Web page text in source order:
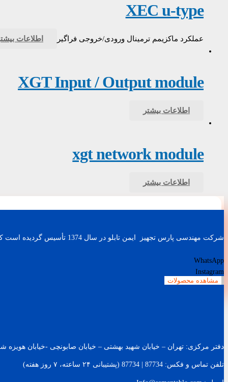
XEC u-type
عملکرد ماکزیمم ترمینال ورودی/خروجی فراگیر اطلاعات
XGT Input / Output module
اطلاعات بیشتر
xgt network module
اطلاعات بیشتر
مشاهده محصولات
شرکت مهندسی پارس تجهیز ایمن تابلو در سال 1374 تأسیس گردیده است که با طراحی و ساخت باطری شارژرهای صنعتی، اینورترهای AC (کنترل دور موتور) و UPS های صنعتی کار خود را آغاز نمود.
WhatsApp
Instagram
دفتر مرکزی: تهران – خیابان شهید بهشتی – خیابان صابونچی -خیابان هويزه شرقی – پلاک 119 –
تلفن تماس و فکس: 87734 | 87734 (پشتیبانی ۲۴ ساعته، ۷ روز هفته)